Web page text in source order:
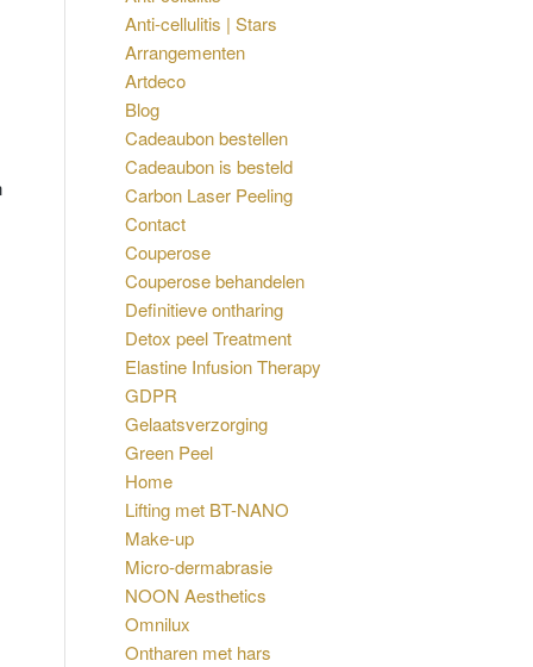
Anti-cellulitis | Stars
Arrangementen
Artdeco
Blog
Cadeaubon bestellen
Cadeaubon is besteld
Carbon Laser Peeling
Contact
Couperose
Couperose behandelen
Definitieve ontharing
Detox peel Treatment
Elastine Infusion Therapy
GDPR
Gelaatsverzorging
Green Peel
Home
Lifting met BT-NANO
Make-up
Micro-dermabrasie
NOON Aesthetics
Omnilux
Ontharen met hars